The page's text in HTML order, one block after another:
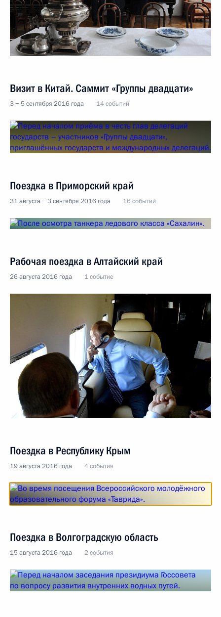
Визит в Китай. Саммит «Группы двадцати»
3 − 5 сентября 2016 года 14 событий
Поездка в Приморский край
31 августа − 3 сентября 2016 года 16 событий
Рабочая поездка в Алтайский край
26 августа 2016 года 1 событие
Поездка в Республику Крым
19 августа 2016 года 4 события
Поездка в Волгоградскую область
15 августа 2016 года 2 события